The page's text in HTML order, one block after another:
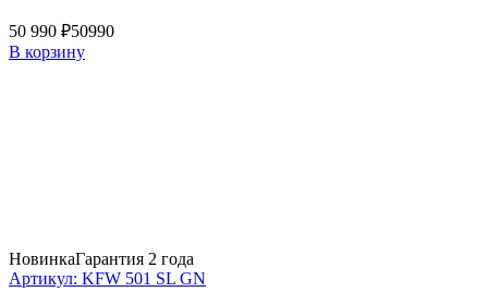
50 990 ₽50990
В корзину
НовинкаГарантия 2 года
Артикул: KFW 501 SL GN